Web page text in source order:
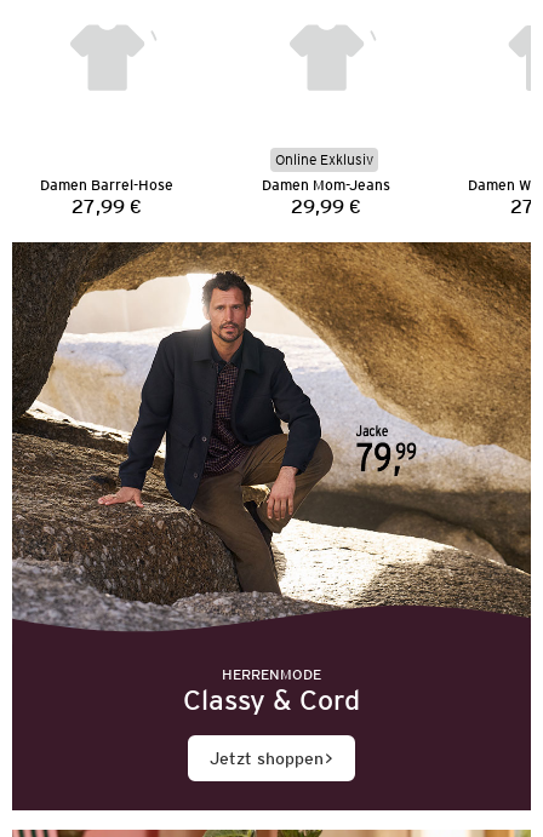
Damen Barrel-Hose
Preis:
27,99 €
Online Exklusiv
Damen Mom-Jeans
Preis:
29,99 €
Damen
HERRENMODE
Classy & Cord
Jetzt shoppen